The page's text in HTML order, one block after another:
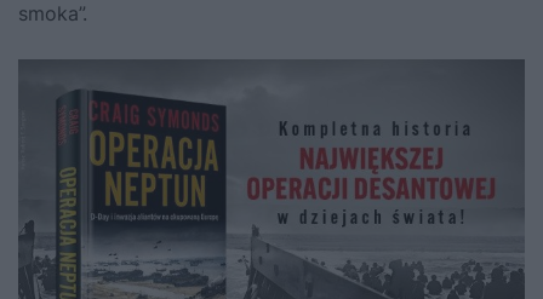
smoka”.